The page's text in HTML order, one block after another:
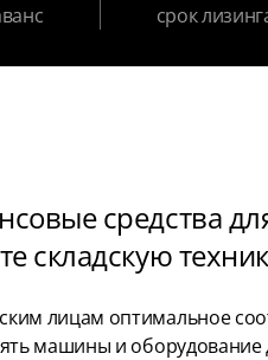
срок
средства
складскую
лицам оптимальное
машины и оборудование